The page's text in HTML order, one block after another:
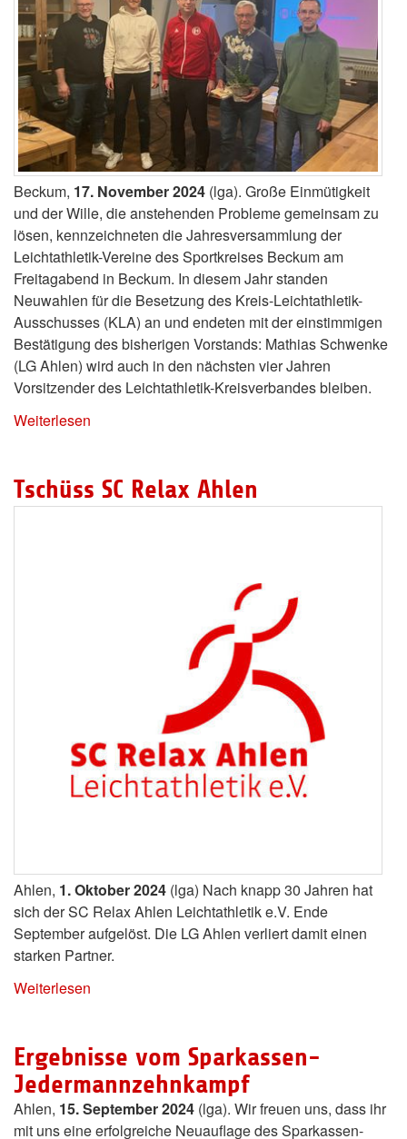
Beckum, 17. November 2024 (lga). Große Einmütigkeit
und der Wille, die anstehenden Probleme gemeinsam zu
lösen, kennzeichneten die Jahresversammlung der
Leichtathletik-Vereine des Sportkreises Beckum am
Freitagabend in Beckum. In diesem Jahr standen
Neuwahlen für die Besetzung des Kreis-Leichtathletik-
Ausschusses (KLA) an und endeten mit der einstimmigen
Bestätigung des bisherigen Vorstands: Mathias Schwenke
(LG Ahlen) wird auch in den nächsten vier Jahren
Vorsitzender des Leichtathletik-Kreisverbandes bleiben.
Weiterlesen
Tschüss SC Relax Ahlen
Ahlen, 1. Oktober 2024 (lga) Nach knapp 30 Jahren hat
sich der SC Relax Ahlen Leichtathletik e.V. Ende
September aufgelöst. Die LG Ahlen verliert damit einen
starken Partner.
Weiterlesen
Ergebnisse vom Sparkassen-
Jedermannzehnkampf
Ahlen, 15. September 2024 (lga). Wir freuen uns, dass ihr
mit uns eine erfolgreiche Neuauflage des Sparkassen-